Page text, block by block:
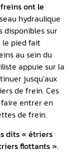
ont le
hydraulique
disponibles sur
le pied fait
au sein du
appuie sur la
jusqu’aux
de frein. Ces
entrer en
de frein.
dits « étriers
flottants ».